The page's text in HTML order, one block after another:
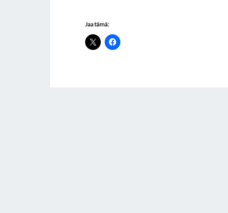
Jaa tämä: